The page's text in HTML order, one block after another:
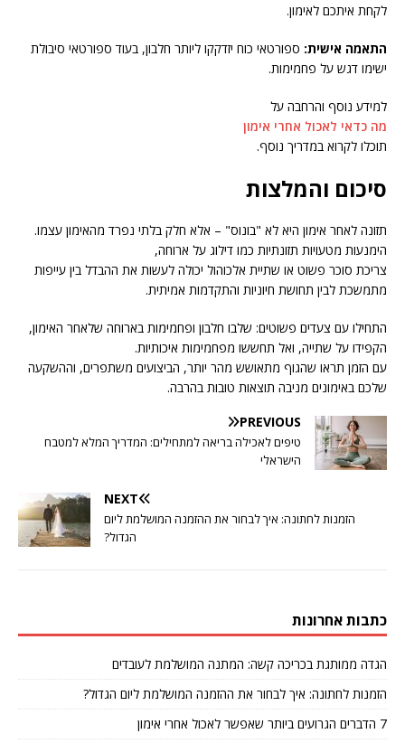
לקחת איתכם לאימון.
התאמה אישית: ספורטאי כוח יזדקקו ליותר חלבון, בעוד ספורטאי סיבולת
ישימו דגש על פחמימות.
למידע נוסף והרחבה על
מה כדאי לאכול אחרי אימון
תוכלו לקרוא במדריך נוסף.
סיכום והמלצות
תזונה לאחר אימון היא לא "בונוס" – אלא חלק בלתי נפרד מהאימון עצמו.
הימנעות מטעויות תזונתיות כמו דילוג על ארוחה,
צריכת סוכר פשוט או שתיית אלכוהול יכולה לעשות את ההבדל בין עייפות
מתמשכת לבין תחושת חיוניות והתקדמות אמיתית.
התחילו עם צעדים פשוטים: שלבו חלבון ופחמימות בארוחה שלאחר האימון,
הקפידו על שתייה, ואל תחששו מפחמימות איכותיות.
עם הזמן תראו שהגוף מתאושש מהר יותר, הביצועים משתפרים, וההשקעה
שלכם באימונים מניבה תוצאות טובות בהרבה.
PREVIOUS
טיפים לאכילה בריאה למתחילים: המדריך המלא למטבח
הישראלי
NEXT
הזמנות לחתונה: איך לבחור את ההזמנה המושלמת ליום
הגדול?
כתבות אחרונות
הגדה ממותגת בכריכה קשה: המתנה המושלמת לעובדים
הזמנות לחתונה: איך לבחור את ההזמנה המושלמת ליום הגדול?
7 הדברים הגרועים ביותר שאפשר לאכול אחרי אימון